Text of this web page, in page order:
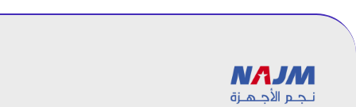
تبريد قوي وفعال: مكيف سبليت
مع سعة
في أشد أيام الصيف حرارة.